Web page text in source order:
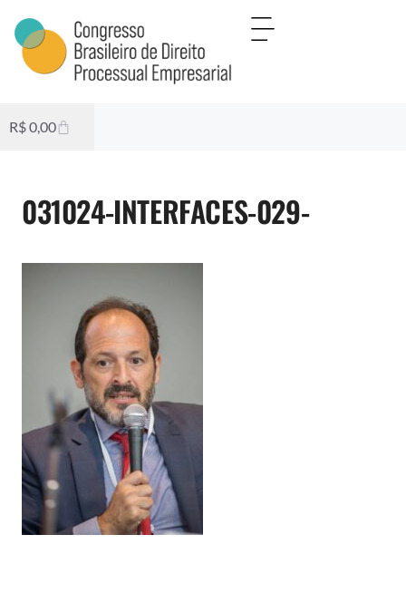
R$0,00
031024-INTERFACES-029-